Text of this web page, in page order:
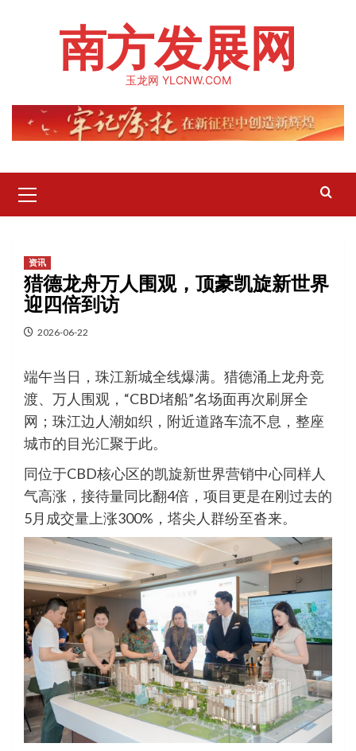
南方发展网
玉龙网 YLCNW.COM
Menu
资讯
猎德龙舟万人围观，顶豪凯旋新世界
迎四倍到访
2026-06-22
端午当日，珠江新城全线爆满。猎德涌上龙舟竞
渡、万人围观，“CBD堵船”名场面再次刷屏全
网；珠江边人潮如织，附近道路车流不息，整座
城市的目光汇聚于此。
同位于CBD核心区的凯旋新世界营销中心同样人
气高涨，接待量同比翻4倍，项目更是在刚过去的
5月成交量上涨300%，塔尖人群纷至沓来。